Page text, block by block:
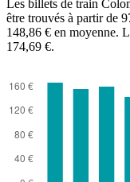
Les billets de train
être trouvés à partir de
148,86 € en moyenne.
174,69 €.